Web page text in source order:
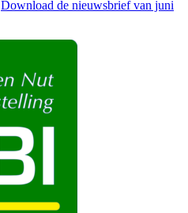
Download de nieuwsbrief van juni